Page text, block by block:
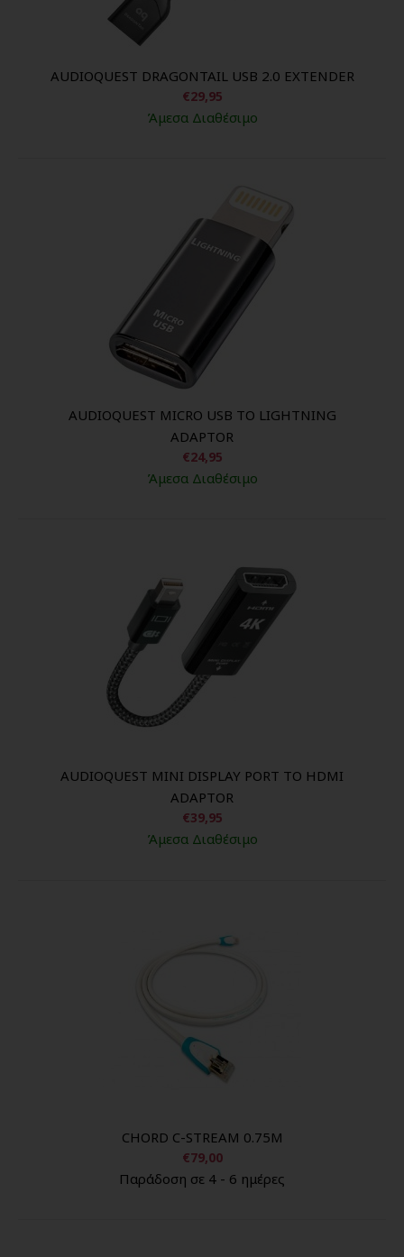
AUDIOQUEST DRAGONTAIL USB 2.0 EXTENDER
€29,95
Άμεσα Διαθέσιμο
AUDIOQUEST MICRO USB TO LIGHTNING
ADAPTOR
€24,95
Άμεσα Διαθέσιμο
AUDIOQUEST MINI DISPLAY PORT TO HDMI
ADAPTOR
€39,95
Άμεσα Διαθέσιμο
CHORD C-STREAM 0.75M
€79,00
Παράδοση σε 4 - 6 ημέρες